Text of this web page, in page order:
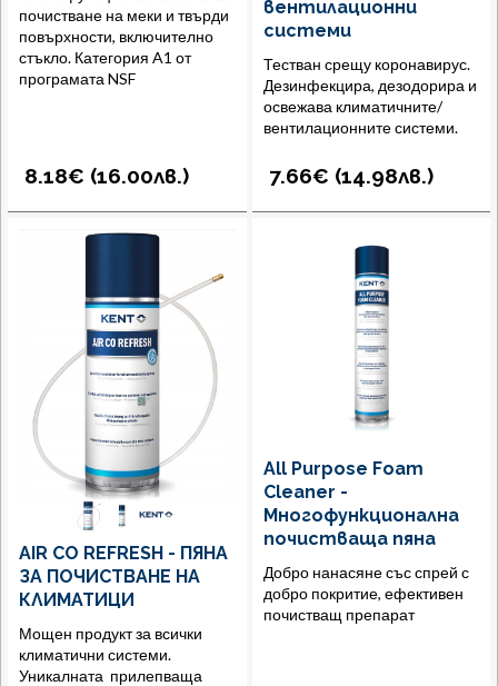
почистване на меки и твърди
повърхности, включително
стъкло. Категория A1 от
програмата NSF
8.18€ (16.00лв.)
вентилационни
системи
Тестван срещу коронавирус.
Дезинфекцира, дезодорира и
освежава климатичните/
вентилационните системи.
7.66€ (14.98лв.)
AIR CO REFRESH - ПЯНА
ЗА ПОЧИСТВАНЕ НА
КЛИМАТИЦИ
Мощен продукт за всички
климатични системи.
Уникалната прилепваща
All Purpose Foam
Cleaner -
Многофункционална
почистваща пяна
Добро нанасяне със спрей с
добро покритие, ефективен
почистващ препарат